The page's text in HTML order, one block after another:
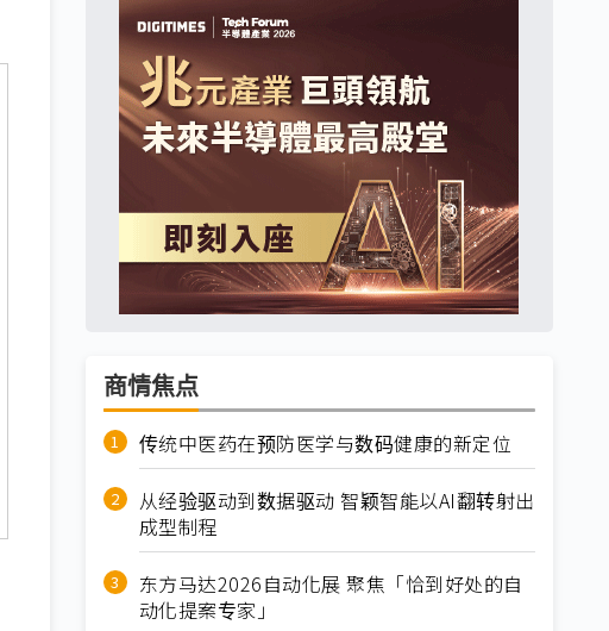
商情焦点
传统中医药在预防医学与数码健康的新定位
从经验驱动到数据驱动 智颖智能以AI翻转射出
成型制程
东方马达2026自动化展 聚焦「恰到好处的自
动化提案专家」